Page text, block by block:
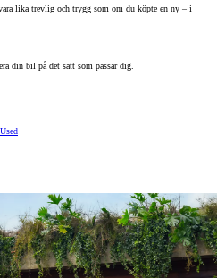
lika trevlig och trygg som om du köpte en ny – i
din bil på det sätt som passar dig.